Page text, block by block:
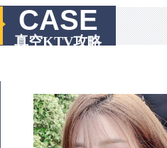
CASE
真空KTV攻略